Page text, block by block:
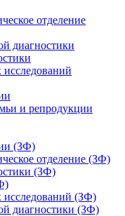
отделение
диагностики
исследований
и репродукции
(ЗФ)
отделение (ЗФ)
(ЗФ)
исследований (ЗФ)
диагностики (ЗФ)